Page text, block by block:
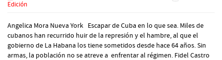
Edición
Angelica Mora Nueva York Escapar de Cuba en lo que sea. Miles de
cubanos han recurrido huir de la represión y el hambre, al que el
gobierno de La Habana los tiene sometidos desde hace 64 años. Sin
armas, la población no se atreve a enfrentar al régimen. Fidel Castro